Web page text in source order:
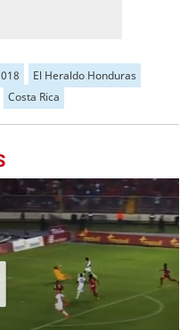
El Heraldo Honduras
Costa Rica